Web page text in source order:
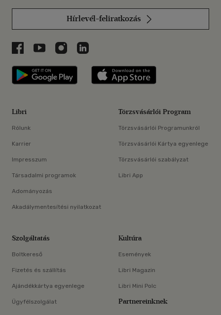
Hírlevél-feliratkozás
Libri a Facebookon
Libri a Youtube-on
Libri az Instagramon
Libri a LinkedInen
Libri applikáció Szerezd meg: Google
Libri
Rólunk
Karrier
Impresszum
Társadalmi programok
Adományozás
Akadálymentesítési nyilatkozat
Törzsvásárlói Program
Törzsvásárlói Programunkról
Törzsvásárlói Kártya egyenlege
Törzsvásárlói szabályzat
Libri App
Szolgáltatás
Boltkereső
Fizetés és szállítás
Ajándékkártya egyenlege
Ügyfélszolgálat
Kultúra
Események
Libri Magazin
Libri Mini Polc
Partnereinknek